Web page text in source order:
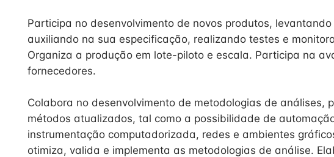
Participa no desenvolvimento de novos produtos,
auxiliando na sua especificação, realizando testes e
Organiza a produção em lote-piloto e escala. Participa na
fornecedores.
Colabora no desenvolvimento de metodologias de análises,
métodos atualizados, tal como a possibilidade de
instrumentação computadorizada, redes e ambientes
otimiza, valida e implementa as metodologias de análise.